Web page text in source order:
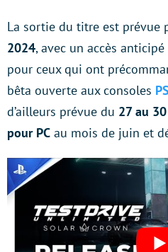
La sortie du titre est prévue
2024, avec un accès
pour ceux qui ont
bêta ouverte aux consoles
d’ailleurs prévue du 27 au
pour PC au mois de juin et